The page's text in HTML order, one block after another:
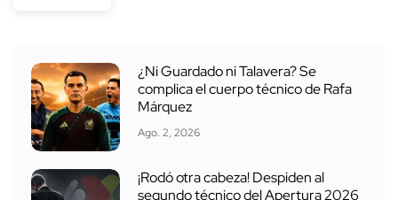
¿Ni Guardado ni Talavera? Se
complica el cuerpo técnico de Rafa
Márquez
Ago. 2, 2026
¡Rodó otra cabeza! Despiden al
segundo técnico del Apertura 2026